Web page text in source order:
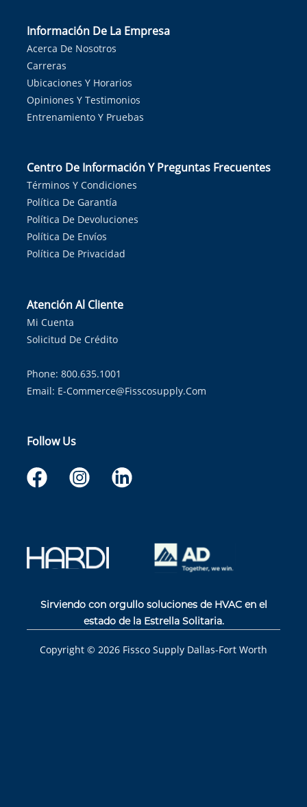
Información De La Empresa
Acerca De Nosotros
Carreras
Ubicaciones Y Horarios
Opiniones Y Testimonios
Entrenamiento Y Pruebas
Centro De Información Y Preguntas Frecuentes
Términos Y Condiciones
Política De Garantía
Política De Devoluciones
Política De Envíos
Política De Privacidad
Atención Al Cliente
Mi Cuenta
Solicitud De Crédito
Phone: 800.635.1001
Email: E-Commerce@fisscosupply.com
Follow Us
Sirviendo con orgullo soluciones de HVAC en el
estado de la Estrella Solitaria.
Copyright © 2026 Fissco Supply Dallas-Fort Worth